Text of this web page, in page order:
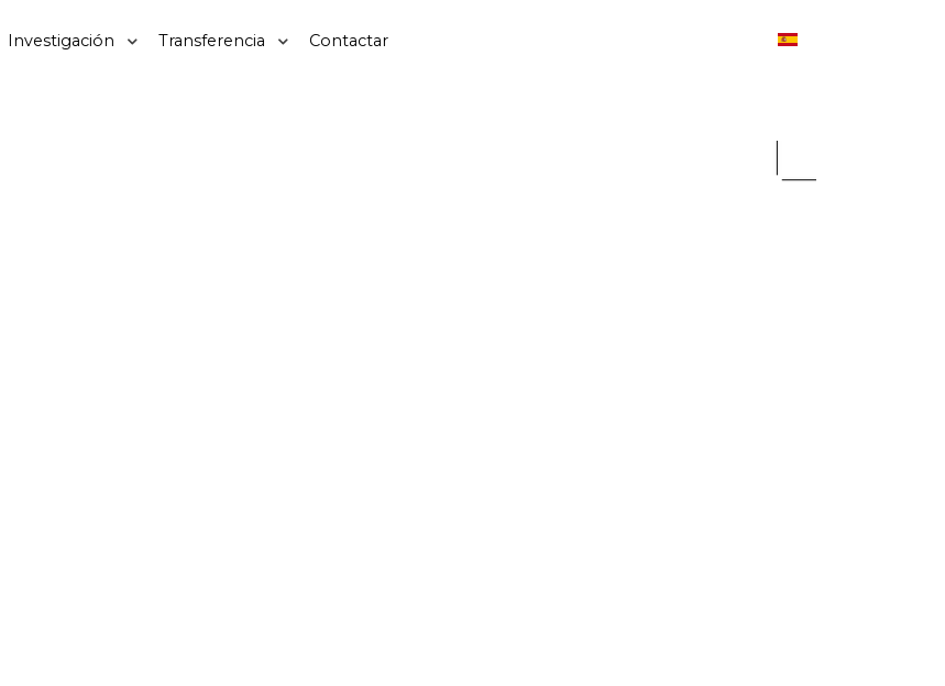
Investigación Transferencia Contactar